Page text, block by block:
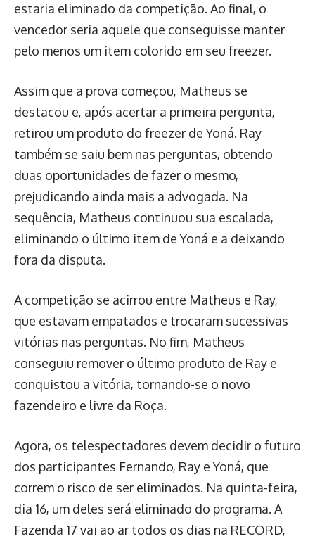
estaria eliminado da competição. Ao final, o
vencedor seria aquele que conseguisse manter
pelo menos um item colorido em seu freezer.
Assim que a prova começou, Matheus se
destacou e, após acertar a primeira pergunta,
retirou um produto do freezer de Yoná. Ray
também se saiu bem nas perguntas, obtendo
duas oportunidades de fazer o mesmo,
prejudicando ainda mais a advogada. Na
sequência, Matheus continuou sua escalada,
eliminando o último item de Yoná e a deixando
fora da disputa.
A competição se acirrou entre Matheus e Ray,
que estavam empatados e trocaram sucessivas
vitórias nas perguntas. No fim, Matheus
conseguiu remover o último produto de Ray e
conquistou a vitória, tornando-se o novo
fazendeiro e livre da Roça.
Agora, os telespectadores devem decidir o futuro
dos participantes Fernando, Ray e Yoná, que
correm o risco de ser eliminados. Na quinta-feira,
dia 16, um deles será eliminado do programa. A
Fazenda 17 vai ao ar todos os dias na RECORD,